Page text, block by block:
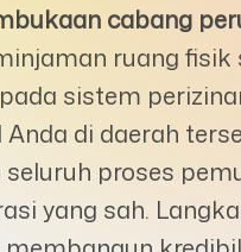
cabang
ruang fisik
sistem
di daerah
proses
yang sah.